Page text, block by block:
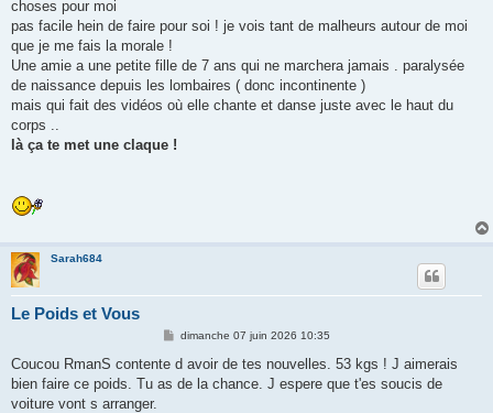
choses pour moi
pas facile hein de faire pour soi ! je vois tant de malheurs autour de moi
que je me fais la morale !
Une amie a une petite fille de 7 ans qui ne marchera jamais . paralysée
de naissance depuis les lombaires ( donc incontinente )
mais qui fait des vidéos où elle chante et danse juste avec le haut du
corps ..
là ça te met une claque !
Sarah684
Le Poids et Vous
M
s
a
dimanche 07 juin 2026 10:35
Coucou RmanS contente d avoir de tes nouvelles. 53 kgs ! J aimerais
bien faire ce poids. Tu as de la chance. J espere que t'es soucis de
voiture vont s arranger.